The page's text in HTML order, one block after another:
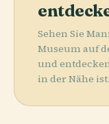
Sehen Sie
Museum auf
und
in der Nähe ist.